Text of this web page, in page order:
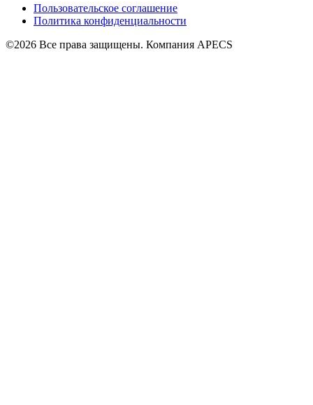
Пользовательское соглашение
Политика конфиденциальности
©2026 Все права защищены. Компания APECS